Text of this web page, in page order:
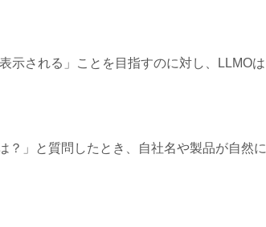
示される」ことを目指すのに対し、LLMO
？」と質問したとき、自社名や製品が自然